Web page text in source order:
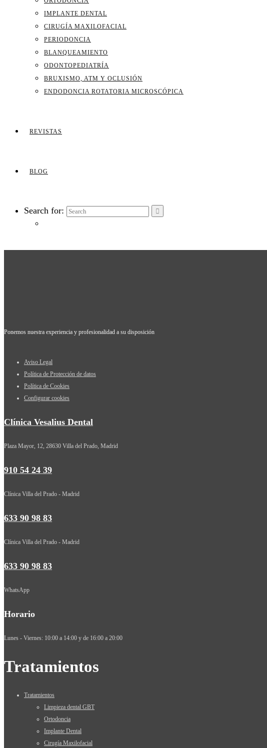
IMPLANTE DENTAL
CIRUGÍA MAXILOFACIAL
PERIODONCIA
BLANQUEAMIENTO
ODONTOPEDIATRÍA
BRUXISMO, ATM Y OCLUSIÓN
ENDODONCIA ROTATORIA MICROSCÓPICA
REVISTAS
BLOG
Search for:
Ponemos nuestra experiencia y profesionalidad a su disposición
Aviso Legal
Política de Protección de datos
Política de Cookies
Configurar cookies
Clínica Vesalius Dental
Plaza Mayor, 12, 28630 Villa del Prado, Madrid
910 54 24 39
Clínica Villa del Prado - Madrid
633 90 98 83
Clínica Villa del Prado - Madrid
633 90 98 83
WhatsApp
Horario
Lunes - Viernes: 10:00 a 14:00 y de 16:00 a 20:00
Tratamientos
Tratamientos
Limpieza dental GBT
Ortodoncia
Implante Dental
Cirugía Maxilofacial